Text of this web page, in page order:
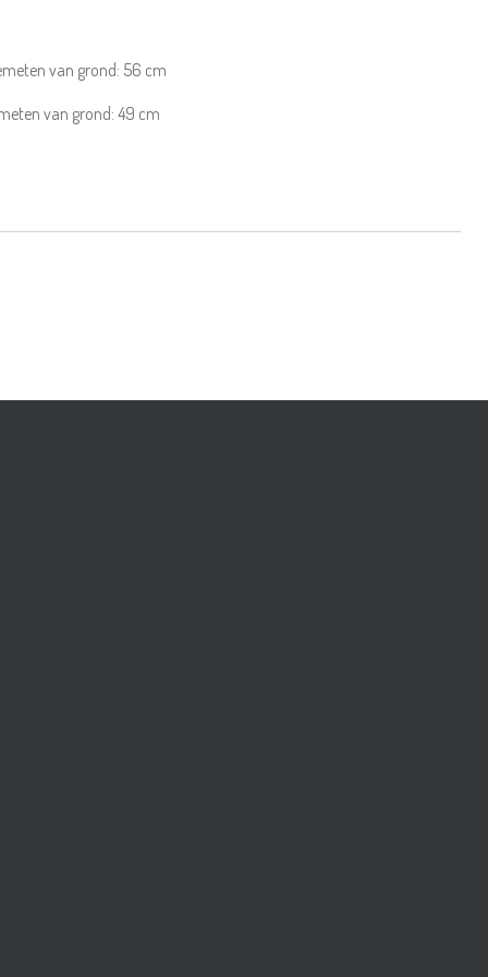
van grond: 56 cm
van grond: 49 cm